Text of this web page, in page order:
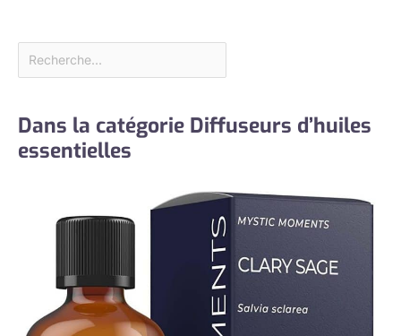
Dans la catégorie Diffuseurs d’huiles
essentielles